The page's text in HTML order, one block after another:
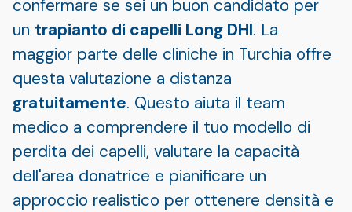
confermare se sei un buon candidato per
un trapianto di capelli Long DHI. La
maggior parte delle cliniche in Turchia offre
questa valutazione a distanza
gratuitamente. Questo aiuta il team
medico a comprendere il tuo modello di
perdita dei capelli, valutare la capacità
dell'area donatrice e pianificare un
approccio realistico per ottenere densità e